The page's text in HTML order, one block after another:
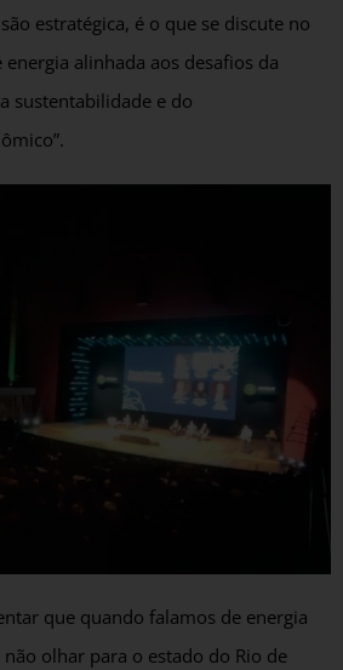
estratégica, é o que se discute no
alinhada aos desafios da
sustentabilidade e do
que quando falamos de energia
olhar para o estado do Rio de